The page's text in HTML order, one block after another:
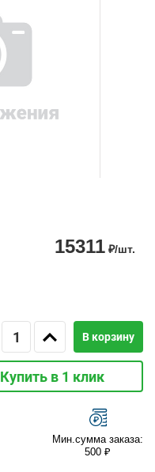
15311 ₽/шт.
В корзину
Купить в 1 клик
Мин.сумма заказа:
500 ₽